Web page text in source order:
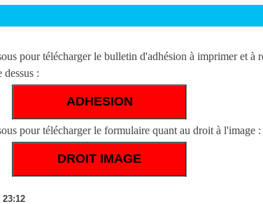
pour télécharger le bulletin d'adhésion à imprimer et à
dessus :
ADHESION
pour télécharger le formulaire quant au droit à l'image :
DROIT IMAGE
23:12